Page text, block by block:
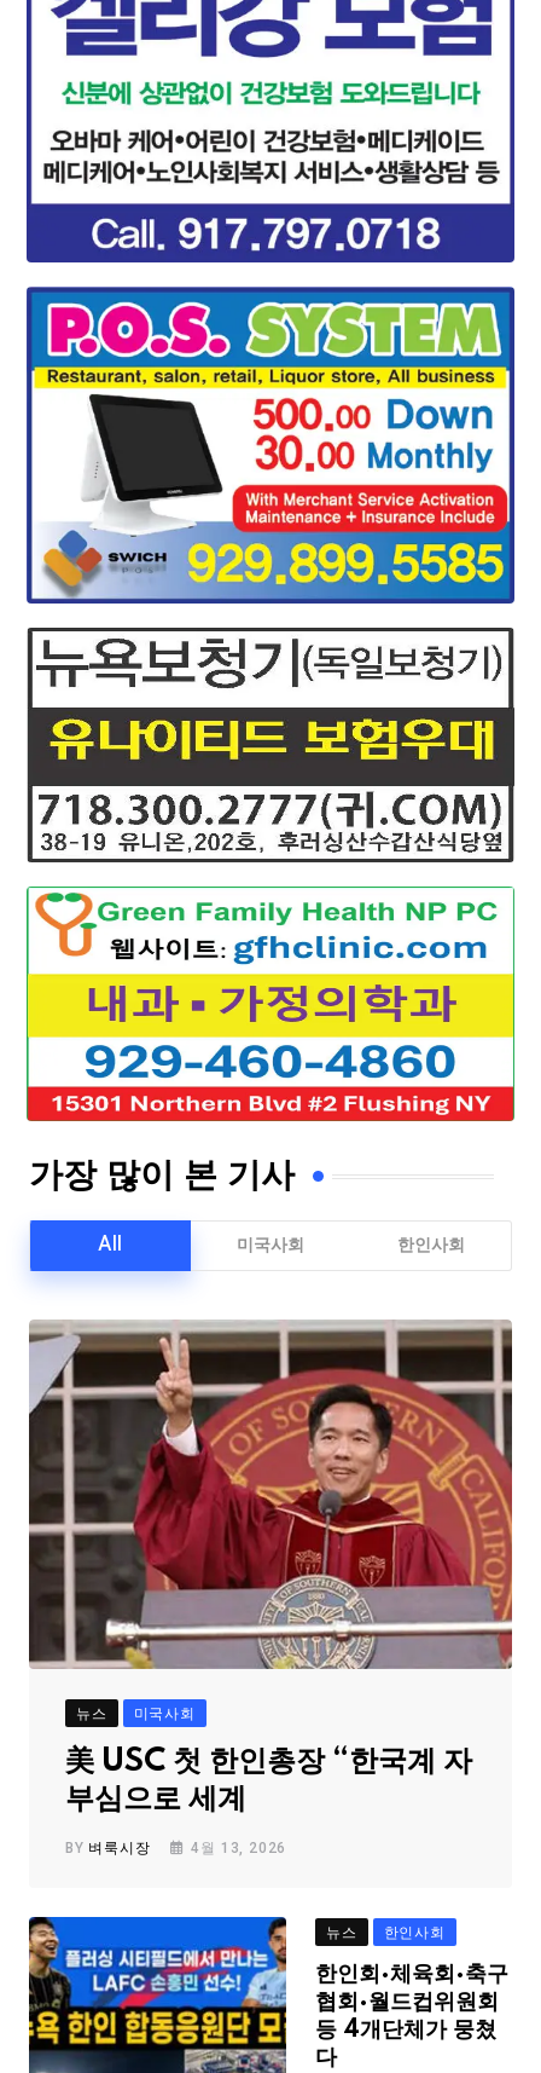
가장 많이 본 기사
All 미국사회 한인사회
뉴스 미국사회
美 USC 첫 한인총장 “한국계 자
부심으로 세계
BY 벼룩시장 4월 13, 2026
뉴스 한인사회
한인회·체육회·축구
협회·월드컵위원회
등 4개단체가 뭉쳤
다